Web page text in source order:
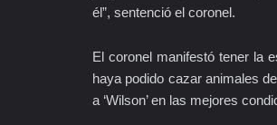
él”, sentenció el coronel.
El coronel manifestó tener la
haya podido cazar animales
a ‘Wilson’ en las mejores